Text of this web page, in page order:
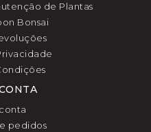
de Plantas
Bonsai
pedidos